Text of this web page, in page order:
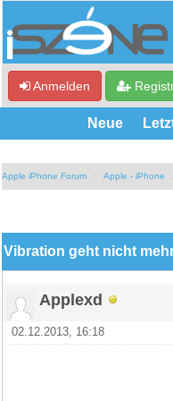
Anmelden
Neue
Apple iPhone Forum Apple - iPhone
Vibration geht nicht
Applexd
02.12.2013, 16:18